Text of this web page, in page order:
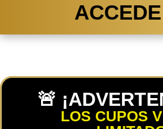
🚨
LOS CUPOS